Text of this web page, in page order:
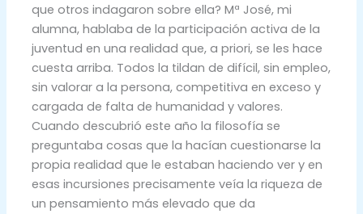
que otros indagaron sobre ella? Mª José, mi
alumna, hablaba de la participación activa de la
juventud en una realidad que, a priori, se les hace
cuesta arriba. Todos la tildan de difícil, sin empleo,
sin valorar a la persona, competitiva en exceso y
cargada de falta de humanidad y valores.
Cuando descubrió este año la filosofía se
preguntaba cosas que la hacían cuestionarse la
propia realidad que le estaban haciendo ver y en
esas incursiones precisamente veía la riqueza de
un pensamiento más elevado que da